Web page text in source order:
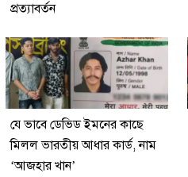
প্রত্যাবর্তন
যে ভাবে ডেভিড ইমনের কাছে
মিলল ভারতীয় আধার কার্ড, নাম
‘আজহার খান’